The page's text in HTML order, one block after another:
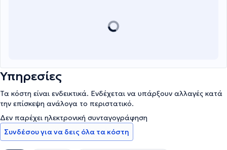
Υπηρεσίες
Τα κόστη είναι ενδεικτικά. Ενδέχεται να υπάρξουν αλλαγές κατά
την επίσκεψη ανάλογα το περιστατικό.
Δεν παρέχει ηλεκτρονική συνταγογράφηση
Συνδέσου για να δεις όλα τα κόστη